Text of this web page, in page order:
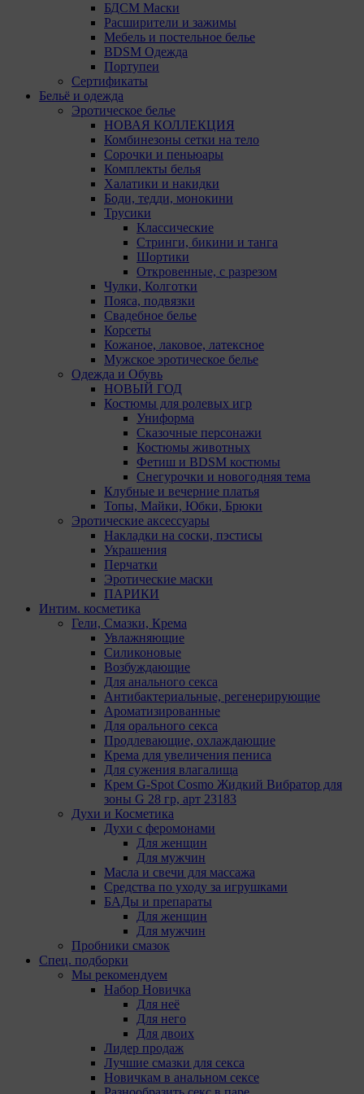
БДСМ Маски
Расширители и зажимы
Мебель и постельное белье
BDSM Одежда
Портупеи
Сертификаты
Бельё и одежда
Эротическое белье
НОВАЯ КОЛЛЕКЦИЯ
Комбинезоны сетки на тело
Сорочки и пеньюары
Комплекты белья
Халатики и накидки
Боди, тедди, монокини
Трусики
Классические
Стринги, бикини и танга
Шортики
Откровенные, с разрезом
Чулки, Колготки
Пояса, подвязки
Свадебное белье
Корсеты
Кожаное, лаковое, латексное
Мужское эротическое белье
Одежда и Обувь
НОВЫЙ ГОД
Костюмы для ролевых игр
Униформа
Сказочные персонажи
Костюмы животных
Фетиш и BDSM костюмы
Снегурочки и новогодняя тема
Клубные и вечерние платья
Топы, Майки, Юбки, Брюки
Эротические аксессуары
Накладки на соски, пэстисы
Украшения
Перчатки
Эротические маски
ПАРИКИ
Интим. косметика
Гели, Смазки, Крема
Увлажняющие
Силиконовые
Возбуждающие
Для анального секса
Антибактериальные, регенерирующие
Ароматизированные
Для орального секса
Продлевающие, охлаждающие
Крема для увеличения пениса
Для сужения влагалища
Крем G-Spot Cosmo Жидкий Вибратор для
зоны G 28 гр, арт 23183
Духи и Косметика
Духи с феромонами
Для женщин
Для мужчин
Масла и свечи для массажа
Средства по уходу за игрушками
БАДы и препараты
Для женщин
Для мужчин
Пробники смазок
Спец. подборки
Мы рекомендуем
Набор Новичка
Для неё
Для него
Для двоих
Лидер продаж
Лучшие смазки для секса
Новичкам в анальном сексе
повторный выбор предпочтений куки, языковой
версии сайта, а также могут некорректно
отображаться некоторые версии страниц.
Отключение аналитических файлов cookie не
позволяет определять предпочтения пользователей
сайта, в том числе наиболее и наименее популярные
страницы и принимать меры по совершенствованию
работы сайта исходя из предпочтений пользователей.
14. Помимо настроек файлов cookie на сайте
субъекты персональных данных могут принять или
отклонить сбор всех или некоторых файлов cookie в
настройках своего браузера.
При этом, некоторые браузеры позволяют посещать
интернет-сайты в режиме «Инкогнито», чтобы
ограничить хранимый на компьютере объем
информации и автоматически удалять сессионные
файлы cookie. Кроме того, субъект персональных
данных может удалить ранее сохраненные файлов
cookie выбрав соответствующую опцию в истории
Подробнее о параметрах управления можно
ознакомиться, перейдя по внешним ссылкам,
ведущим на соответствующие страницы сайтов
основных браузеров:
Microsoft Edge
Internet Explorer
15. Пользователь всегда может направить сообщение
с имеющимся у него вопросом, в части
использования файлов сookie, на электронную почту
Общества:amorby80447490990@gmail.com
Настройка cookie
Мы обрабатываем куки в соответствии с
нижеуказанными целями и не используем их для
идентификации субъектов персональных данных.
Мы поручаем обрабатывать куки для исполнения
указанных целей компаниям (уполномоченным
Аналитические Cookie
Аналитические куки позволяют определять
предпочтения пользователей сайта. Компании,
которым мы поручаем обработку статистических
Яндекс Метрика – сервис веб-аналитики,
предоставляемый ООО «Яндекс». Адрес: г.
Москва, ул. Льва Толстого, д. 16, 119021.
Политика конфиденциальности Яндекс.
Google Analytics – сервис веб-аналитики,
предоставляемый компанией Google, Inc.
Адрес: Google, Google Data Protection Office,
1600 Amphitheatre Pkwy, Mountain View, CA
94043, USA. Политика конфиденциальности
Matomo — это система веб-аналитики, которая
позволяет следит за доступностью сервисов,
предоставляемых myfin.by. Адрес: ООО «Рэкун